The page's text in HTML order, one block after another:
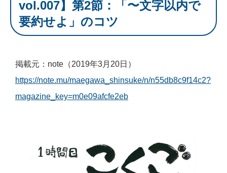
vol.007】第2節：「〜文字以内で
要約せよ」のコツ
掲載元：note（2019年3月20日）
https://note.mu/maegawa_shinsuke/n/n55db8c9f14c2?
magazine_key=m0e09afcfe2eb